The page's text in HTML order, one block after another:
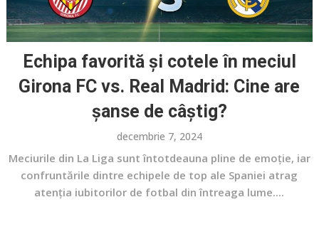
Echipa favorită și cotele în meciul
Girona FC vs. Real Madrid: Cine are
șanse de câștig?
decembrie 7, 2024
Meciurile din La Liga sunt întotdeauna pline de emoție, iar
confruntările dintre echipele de top ale Spaniei atrag
atenția iubitorilor de fotbal din întreaga lume....